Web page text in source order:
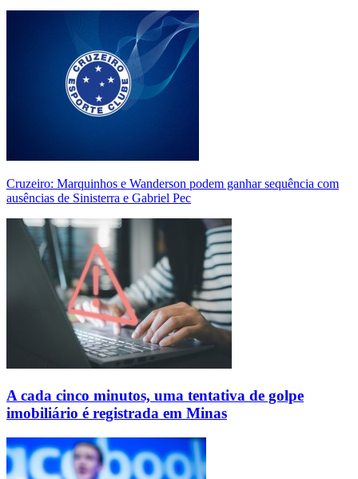
Cruzeiro: Marquinhos e Wanderson podem ganhar sequência com
ausências de Sinisterra e Gabriel Pec
A cada cinco minutos, uma tentativa de golpe
imobiliário é registrada em Minas